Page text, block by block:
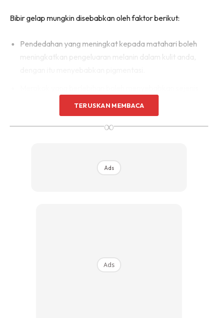
Bibir gelap mungkin disebabkan oleh faktor berikut:
Pendedahan yang meningkat kepada matahari boleh
meningkatkan pengeluaran melanin dalam kulit anda,
pigmentasi yang dikenali sebagai melanosis perokok.
Tindak balas alahan terhadap produk tertentu seperti
ubat gigi, gincu dan lain-lain, juga boleh menyebabkan
Terapi perubatan untuk keadaan, seperti sindrom
Laugier-Hunziker dan sindrom Peutz-Jeghers dan
TERUSKAN MEMBACA
∞
Ads
Ads